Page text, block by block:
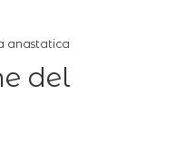
anastatica
del